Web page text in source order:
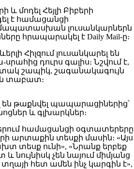
և մոդել Հեյլի Բիբերի
է համացանցի
լուսանկարներն
հրապարակել է Daily Mail-ը։
Հիլզում լուսանկարել են
դուրս գալիս։ Նշվում է,
շապիկ, շագանակագույն
տաբատ։
են թաքնվել պապարացիներից՝
և գլխարկներ։
համացանցի օգտատերերը
արտաքին տեսքի մասին։ «Այս
տեսք ունի», «Նրանք երբեք
նույնիսկ չեն նայում միմյանց
տղայի հետ ամեն ինչ կարգին է»,